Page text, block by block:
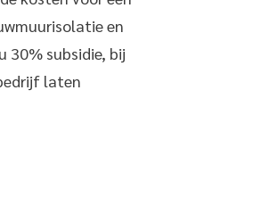
en
30% subsidie, bij
laten